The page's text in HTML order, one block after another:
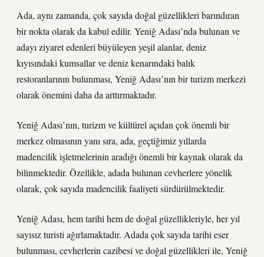
Ada, aynı zamanda, çok sayıda doğal güzellikleri barındıran
bir nokta olarak da kabul edilir. Yeniğ Adası’nda bulunan ve
adayı ziyaret edenleri büyüleyen yeşil alanlar, deniz
kıyısındaki kumsallar ve deniz kenarındaki balık
restoranlarının bulunması, Yeniğ Adası’nın bir turizm merkezi
olarak önemini daha da arttırmaktadır.
Yeniğ Adası’nın, turizm ve kültürel açıdan çok önemli bir
merkez olmasının yanı sıra, ada, geçtiğimiz yıllarda
madencilik işletmelerinin aradığı önemli bir kaynak olarak da
bilinmektedir. Özellikle, adada bulunan cevherlere yönelik
olarak, çok sayıda madencilik faaliyeti sürdürülmektedir.
Yeniğ Adası, hem tarihi hem de doğal güzellikleriyle, her yıl
sayısız turisti ağırlamaktadır. Adada çok sayıda tarihi eser
bulunması, cevherlerin cazibesi ve doğal güzellikleri ile, Yeniğ